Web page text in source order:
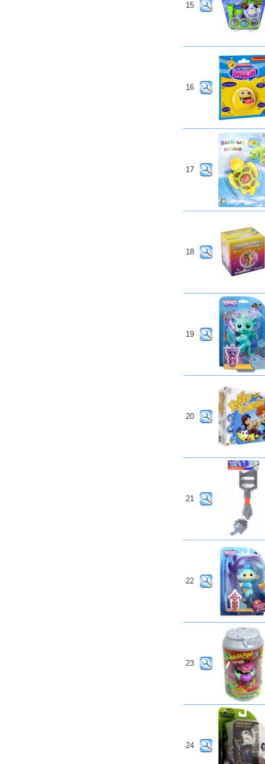
15
16
17
18
19
20
21
22
23
24